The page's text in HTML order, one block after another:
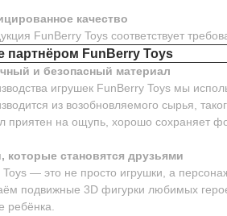
качество
FunBerry Toys соответствует
партнёром FunBerry Toys
и безопасный материал
игрушек FunBerry Toys мы
из возобновляемого сырья,
приятен на ощупь, хорошо сохраняет
которые становятся друзьями
— это не просто игрушки, а
подвижные 3D фигурки любимых
ребёнка.